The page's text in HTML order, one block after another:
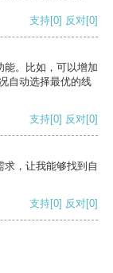
支持[0] 反对[0]
能。比如，可以增加
自动选择最优的线
支持[0] 反对[0]
，让我能够找到自
支持[0] 反对[0]